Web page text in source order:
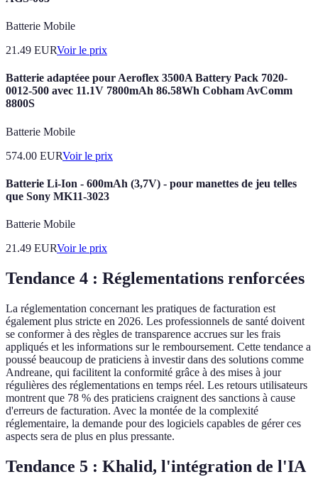
Batterie Mobile
21.49 EURVoir le prix
Batterie adaptéee pour Aeroflex 3500A Battery Pack 7020-
0012-500 avec 11.1V 7800mAh 86.58Wh Cobham AvComm
8800S
Batterie Mobile
574.00 EURVoir le prix
Batterie Li-Ion - 600mAh (3,7V) - pour manettes de jeu telles
que Sony MK11-3023
Batterie Mobile
21.49 EURVoir le prix
Tendance 4 : Réglementations renforcées
La réglementation concernant les pratiques de facturation est
également plus stricte en 2026. Les professionnels de santé doivent
se conformer à des règles de transparence accrues sur les frais
appliqués et les informations sur le remboursement. Cette tendance a
poussé beaucoup de praticiens à investir dans des solutions comme
Andreane, qui facilitent la conformité grâce à des mises à jour
régulières des réglementations en temps réel. Les retours utilisateurs
montrent que 78 % des praticiens craignent des sanctions à cause
d'erreurs de facturation. Avec la montée de la complexité
réglementaire, la demande pour des logiciels capables de gérer ces
aspects sera de plus en plus pressante.
Tendance 5 : Khalid, l'intégration de l'IA